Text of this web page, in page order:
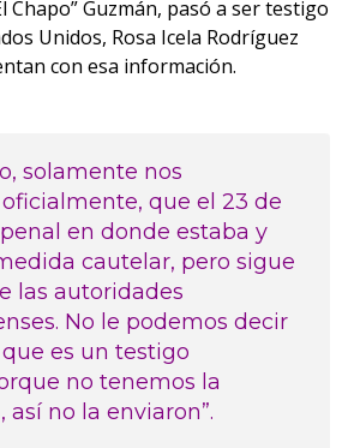
Chapo” Guzmán, pasó a ser testigo
Unidos, Rosa Icela Rodríguez
con esa información.
solamente nos
que el 23 de
en donde estaba y
cautelar, pero sigue
las autoridades
No le podemos decir
es un testigo
no tenemos la
no la enviaron”.